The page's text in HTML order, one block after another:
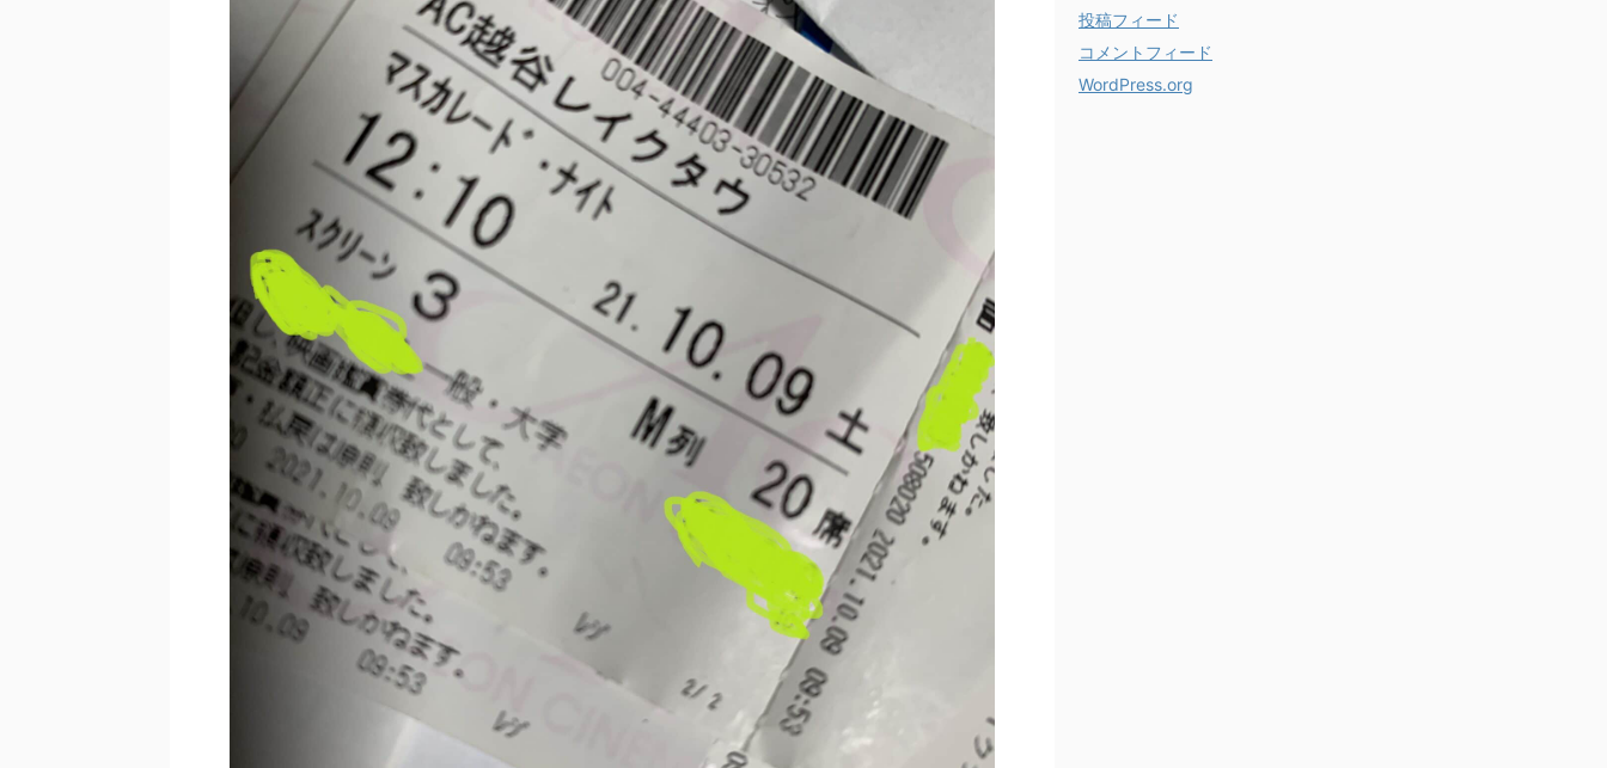
投稿フィード
コメントフィード
WordPress.org